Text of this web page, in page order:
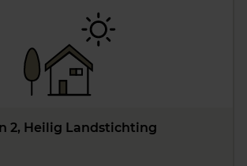
2, Heilig Landstichting